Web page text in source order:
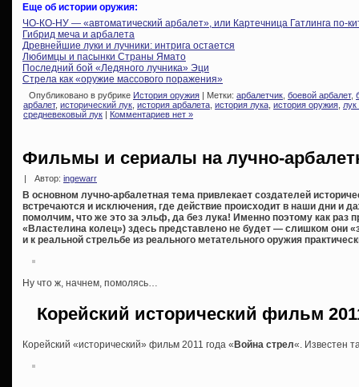
Еще об истории оружия:
ЧО-КО-НУ — «автоматический арбалет», или Картечница Гатлинга по-
Гибрид меча и арбалета
Древнейшие луки и лучники: интрига остается
Любимцы и пасынки Страны Ямато
Последний бой «Ледяного лучника» Эци
Стрела как «оружие массового поражения»
Опубликовано в рубрике История оружия | Метки: арбалетчик боевой арбалет,
арбалет, исторический лук история арбалета история лука история оружия лук
средневековый лук | Комментариев нет »
Фильмы и сериалы на лучно-
Автор: ingewarr
В основном лучно-арбалетная тема привлекает создателей
встречаются и исключения, где действие происходит в наши дни и
помолчим, что же это за эльф, да без лука! Именно поэтому как раз
«Властелина колец») здесь представлено не будет — слишком они
и к реальной стрельбе из реального метательного оружия
Ну что ж, начнем, помолясь…
Корейский исторический фильм
Корейский «исторический» фильм 2011 года «Война стрел«. Известен